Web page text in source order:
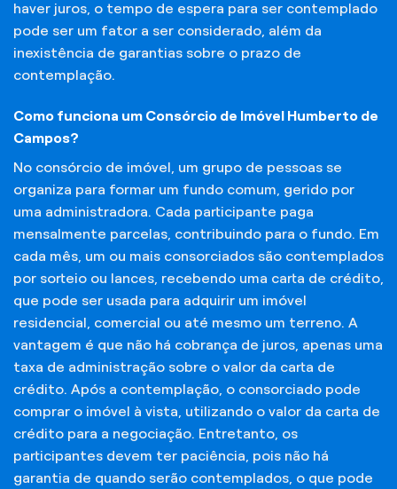
haver juros, o tempo de espera para ser contemplado
pode ser um fator a ser considerado, além da
inexistência de garantias sobre o prazo de
contemplação.
Como funciona um Consórcio de Imóvel Humberto de
Campos?
No consórcio de imóvel, um grupo de pessoas se
organiza para formar um fundo comum, gerido por
uma administradora. Cada participante paga
mensalmente parcelas, contribuindo para o fundo. Em
cada mês, um ou mais consorciados são contemplados
por sorteio ou lances, recebendo uma carta de crédito,
que pode ser usada para adquirir um imóvel
residencial, comercial ou até mesmo um terreno. A
vantagem é que não há cobrança de juros, apenas uma
taxa de administração sobre o valor da carta de
crédito. Após a contemplação, o consorciado pode
comprar o imóvel à vista, utilizando o valor da carta de
crédito para a negociação. Entretanto, os
participantes devem ter paciência, pois não há
garantia de quando serão contemplados, o que pode